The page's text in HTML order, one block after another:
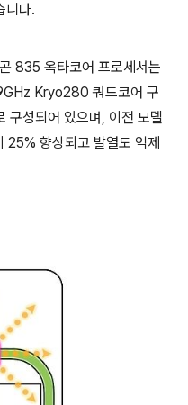
니다.
835 옥타코어 프로세서는
Kryo280 쿼드코어 구
성되어 있으며, 이전 모델
25% 향상되고 발열도 억제